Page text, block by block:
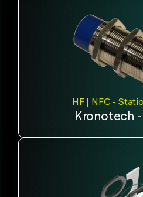
HF | NFC -
Kronotech